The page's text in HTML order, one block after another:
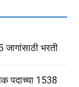
भरती
पदाच्या 1538